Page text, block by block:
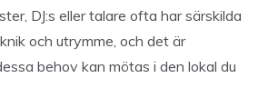
DJ:s eller talare ofta har särskilda
och utrymme, och det är
behov kan mötas i den lokal du